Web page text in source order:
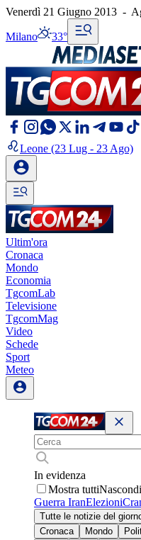
Venerdì 21 Giugno 2013 -
Milano 33°
Leone (23 Lug - 23 Ago)
Ultim'ora
Cronaca
Mondo
Economia
TgcomLab
Televisione
TgcomMag
Video
Schede
Sport
Meteo
In evidenza
Mostra tuttiNascondi
Guerra IranElezioni
Tutte le notizie del
Cronaca
Mondo